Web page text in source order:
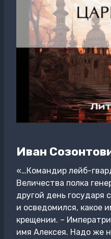
Иван
«…Командир лейб-
Величества полка
другой день государя
и осведомился, какое
крещении. –
имя Алексея. Надо же